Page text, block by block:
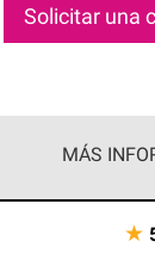
Solicitar una
MÁS
★